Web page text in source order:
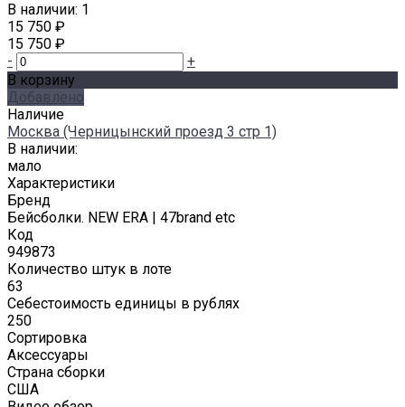
В наличии: 1
15 750 ₽
15 750 ₽
-
+
В корзину
Добавлено
Наличие
Москва (Черницынский проезд 3 стр 1)
В наличии:
мало
Характеристики
Бренд
Бейсболки. NEW ERA | 47brand etc
Код
949873
Количество штук в лоте
63
Себестоимость единицы в рублях
250
Сортировка
Аксессуары
Страна сборки
США